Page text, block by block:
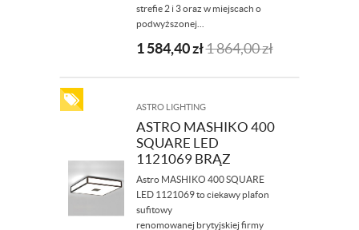
strefie 2 i 3 oraz w miejscach o
podwyższonej...
1 584,40zł1 864,00zł
ASTRO LIGHTING
ASTRO MASHIKO 400
SQUARE LED
1121069 BRĄZ
Astro MASHIKO 400 SQUARE
LED 1121069 to ciekawy plafon
sufitowy
renomowanej brytyjskiej firmy